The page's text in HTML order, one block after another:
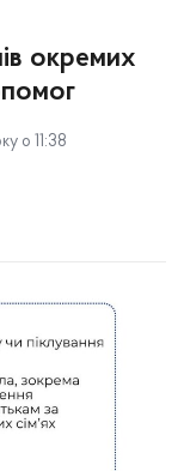
окремих
о 11:38